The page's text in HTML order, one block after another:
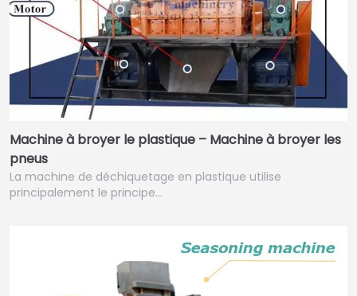
Machine à broyer le plastique – Machine à broyer les
pneus
La machine de déchiquetage en plastique utilise
principalement le principe…